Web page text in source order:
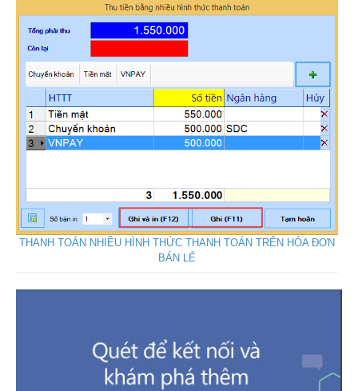
THANH TOÁN NHIỀU HÌNH THỨC THANH TOÁN TRÊN HÓA ĐƠN
BÁN LẺ